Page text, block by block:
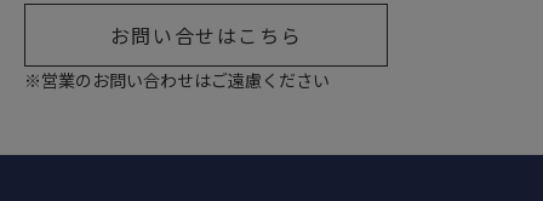
お問い合せはこちら
※営業のお問い合わせはご遠慮ください